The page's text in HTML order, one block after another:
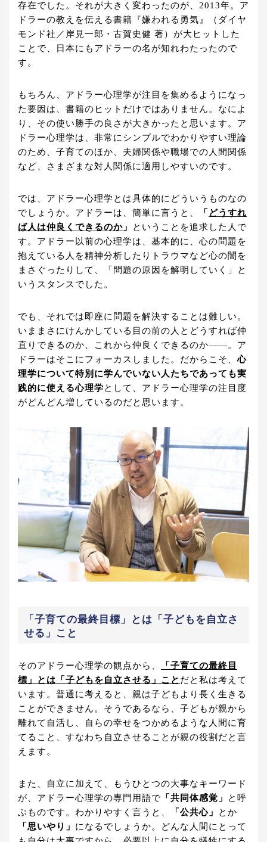
存在でした。それが大きく変わったのが、2013年。ア
ドラーの教えを伝える書籍『嫌われる勇気』（ダイヤ
モンド社／岸見一郎・古賀史健 著）が大ヒットした
ことで、日本にもアドラーの名が知れわたったので
す。
もちろん、アドラー心理学が注目を集めるようになっ
た要因は、書籍のヒットだけではありません。なによ
り、その使い勝手の良さが大きかったと思います。ア
ドラー心理学は、非常にシンプルでわかりやすい理論
のため、子育てのほか、夫婦関係や職場での人間関係
など、さまざまな対人関係に適用しやすいのです。
では、アドラー心理学とは具体的にどういうものなの
でしょうか。アドラーは、簡単に言うと、
「 どうすれ
ば人は仲良くできるのか 」
ということを追求した人で
す。アドラー以前の心理学は、基本的に、心の問題を
抱えている人を精神分析したりトラウマなど心の闇を
まさぐったりして、「問題の原因を解明していく」と
いうスタンスでした。
でも、それでは即座に問題を解決することは難しい。
いままさにけんかしている目の前の人とどうすれば仲
直りできるのか、これから仲良くできるのか――。ア
ドラーはそこにフォーカスしました。だからこそ、心
理学について特別に学んでいない人たちであっても実
践的に使える心理学として、アドラー心理学の注目度
がどんどん増しているのだと思います。
「子育ての最終目標」とは「子どもを自立さ
せる」こと
そのアドラー心理学の観点から、
「子育ての最終目
標」とは「子どもを自立させる」こと だと私は考えて
います。普通に考えると、親は子どもより長く生きる
ことができません。そうであるなら、子どもが親から
離れて自活し、自らの幸せをつかめるような人間に育
てること、すなわち自立させることが親の役割だと言
えます。
また、自立に加えて、もうひとつの大事なキーワード
が、アドラー心理学の専門用語で 「共同体感覚」
と呼
ぶものです。わかりやすく言うと、
「公共心」
とか
「思いやり」 になるでしょうか。どんな人間にとって